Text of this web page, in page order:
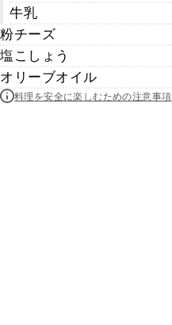
牛乳
粉チーズ
塩こしょう
オリーブオイル
料理を安全に楽しむための注意事項